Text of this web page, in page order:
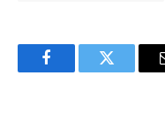
FacebookTwitter